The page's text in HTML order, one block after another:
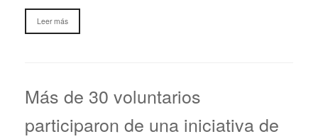
Leer más
Más de 30 voluntarios
participaron de una iniciativa de